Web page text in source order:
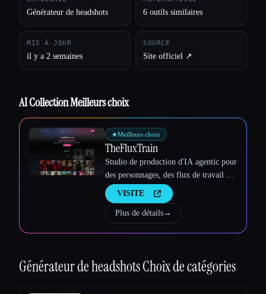
Générateur de headshots 6 outils similaires
MIS À JOUR
il y a 2 semaines
SOURCE
Site officiel ↗︎
AI Collection Meilleurs choix
★Meilleurs choix
TheFluxTrain
Studio de production d'IA agentic pour
des personnages, des flux de travail et
des vidéos cohérents
VISITE
Plus de détails→
Générateur de headshotsChoix de catégories